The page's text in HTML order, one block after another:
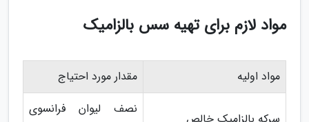
مواد لازم برای تهیه سس بالزامیک
مواد اولیه مقدار مورد احتیاج
نصف لیوان فرانسوی